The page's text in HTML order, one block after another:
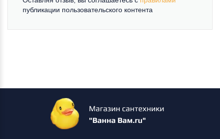
публикации пользовательского контента